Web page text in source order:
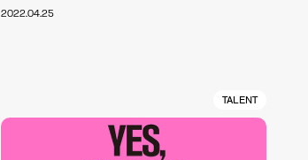
2022.04.25
TALENT